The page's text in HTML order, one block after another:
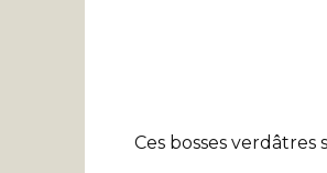
Ces bosses